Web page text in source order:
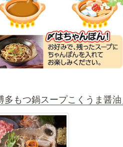
多もつ鍋スープこくうま醤